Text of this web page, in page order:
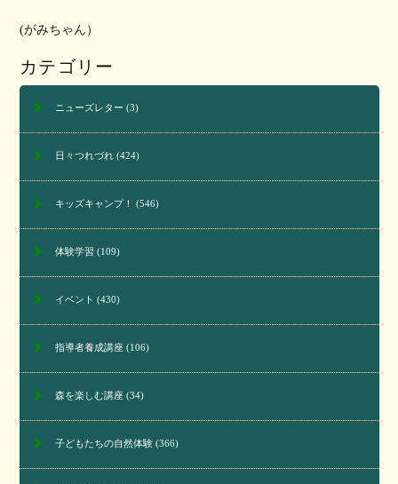
(がみちゃん）
カテゴリー
ニューズレター (3)
日々つれづれ(424)
キッズキャンプ！ (546)
体験学習 (109)
イベント (430)
指導者養成講座(106)
森を楽しむ講座(34)
子どもたちの自然体験(366)